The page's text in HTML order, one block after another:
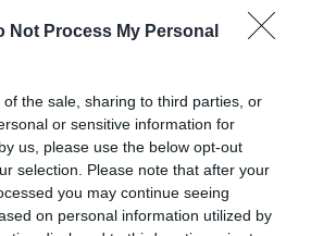
Not Process My Personal
the sale, sharing to third parties, or
or sensitive information for
us, please use the below opt-out
selection. Please note that after your
you may continue seeing
on personal information utilized by